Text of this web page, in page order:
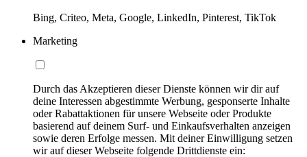
Bing, Criteo, Meta, Google, LinkedIn, Pinterest, TikTok
Marketing
Durch das Akzeptieren dieser Dienste können wir dir auf
deine Interessen abgestimmte Werbung, gesponserte Inhalte
oder Rabattaktionen für unsere Webseite oder Produkte
basierend auf deinem Surf- und Einkaufsverhalten anzeigen
sowie deren Erfolge messen. Mit deiner Einwilligung setzen
wir auf dieser Webseite folgende Drittdienste ein: